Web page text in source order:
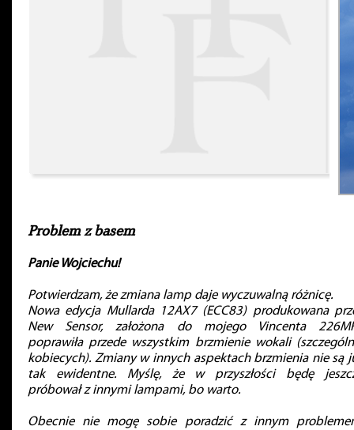
Problem z basem
Panie Wojciechu!
Potwierdzam, że zmiana lamp daje wyczuwalną różnicę.
Nowa edycja Mullarda 12AX7 (ECC83) produkowana
New Sensor, założona do mojego Vincenta
poprawiła przede wszystkim brzmienie wokali
kobiecych). Zmiany w innych aspektach brzmienia nie są
tak ewidentne. Myślę, że w przyszłości będę
próbował z innymi lampami, bo warto.
Obecnie nie mogę sobie poradzić z innym